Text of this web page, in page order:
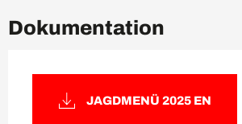
Dokumentation
JAGDMENÜ 2025 EN